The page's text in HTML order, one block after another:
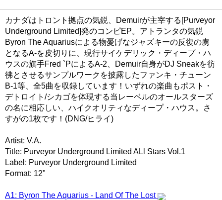
カナダはトロント拠点の気鋭、Demuirが主宰する[Purveyor
Underground Limited]発のコンピEP。アトランタの気鋭
Byron The Aquariusによる物憂げなジャズキーの反復の虜
となるA-を皮切りに、現行サイケデリック・ディープ・ハ
ウスの旗手Fred `PによるA-2、Demuir自身がDJ Sneakを彷
彿とさせるサンプルワークを披露したファンキ・チューン
B-1等、全5曲を収録しています！いずれの楽曲もポスト・
デトロイト/シカゴを体現する当レーベルのオールスターズ
の名に相応しい、ハイクオリティなディープ・ハウス。さ
すがの1枚です！(DNG/ヒライ)
Artist: V.A.
Title: Purveyor Underground Limited ALl Stars Vol.1
Label: Purveyor Underground Limited
Format: 12"
A1: Byron The Aquarius - Land Of The Lost